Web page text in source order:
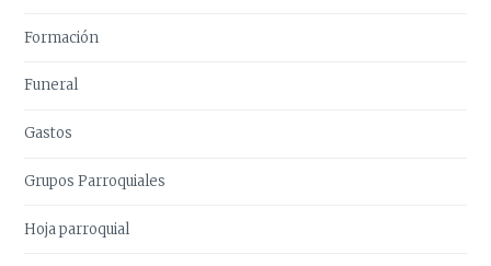
Formación
Funeral
Gastos
Grupos Parroquiales
Hoja parroquial